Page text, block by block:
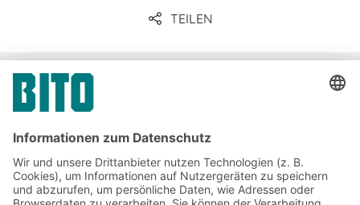
TEILEN
Unternehmenskommunikation
& Presse